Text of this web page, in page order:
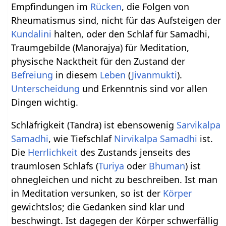
Empfindungen im Rücken, die Folgen von
Rheumatismus sind, nicht für das Aufsteigen der
Kundalini halten, oder den Schlaf für Samadhi,
Traumgebilde (Manorajya) für Meditation,
physische Nacktheit für den Zustand der
Befreiung in diesem Leben (Jivanmukti).
Unterscheidung und Erkenntnis sind vor allen
Dingen wichtig.
Schläfrigkeit (Tandra) ist ebensowenig Sarvikalpa
Samadhi, wie Tiefschlaf Nirvikalpa Samadhi ist.
Die Herrlichkeit des Zustands jenseits des
traumlosen Schlafs (Turiya oder Bhuman) ist
ohnegleichen und nicht zu beschreiben. Ist man
in Meditation versunken, so ist der Körper
gewichtslos; die Gedanken sind klar und
beschwingt. Ist dagegen der Körper schwerfällig